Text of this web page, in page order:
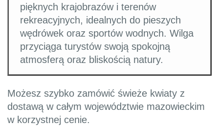
pięknych krajobrazów i terenów
rekreacyjnych, idealnych do pieszych
wędrówek oraz sportów wodnych. Wilga
przyciąga turystów swoją spokojną
atmosferą oraz bliskością natury.
Możesz szybko zamówić świeże kwiaty z
dostawą w całym województwie mazowieckim
w korzystnej cenie.